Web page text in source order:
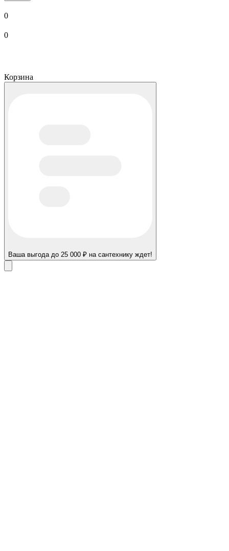
0
0
Корзина
Ваша выгода до 25 000 ₽ на сантехнику ждет!